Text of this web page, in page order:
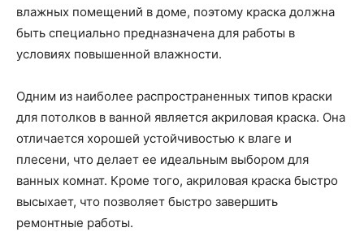
влажных помещений в доме, поэтому краска должна
быть специально предназначена для работы в
условиях повышенной влажности.
Одним из наиболее распространенных типов краски
для потолков в ванной является акриловая краска. Она
отличается хорошей устойчивостью к влаге и
плесени, что делает ее идеальным выбором для
ванных комнат. Кроме того, акриловая краска быстро
высыхает, что позволяет быстро завершить
ремонтные работы.